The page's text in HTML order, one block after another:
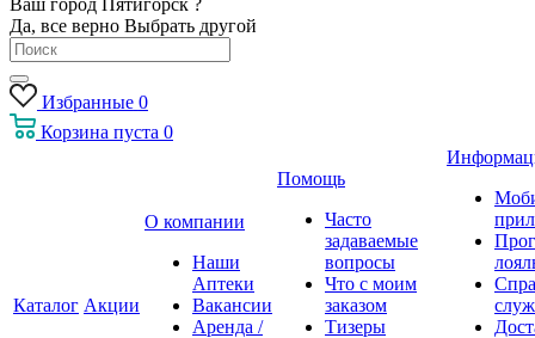
Ваш город Пятигорск ?
Да, все верно Выбрать другой
Избранные 0
Корзина пуста 0
Каталог Акции
О компании
Наши
Аптеки
Вакансии
Аренда /
Помощь
Часто
задаваемые
вопросы
Что с моим
заказом
Тизеры